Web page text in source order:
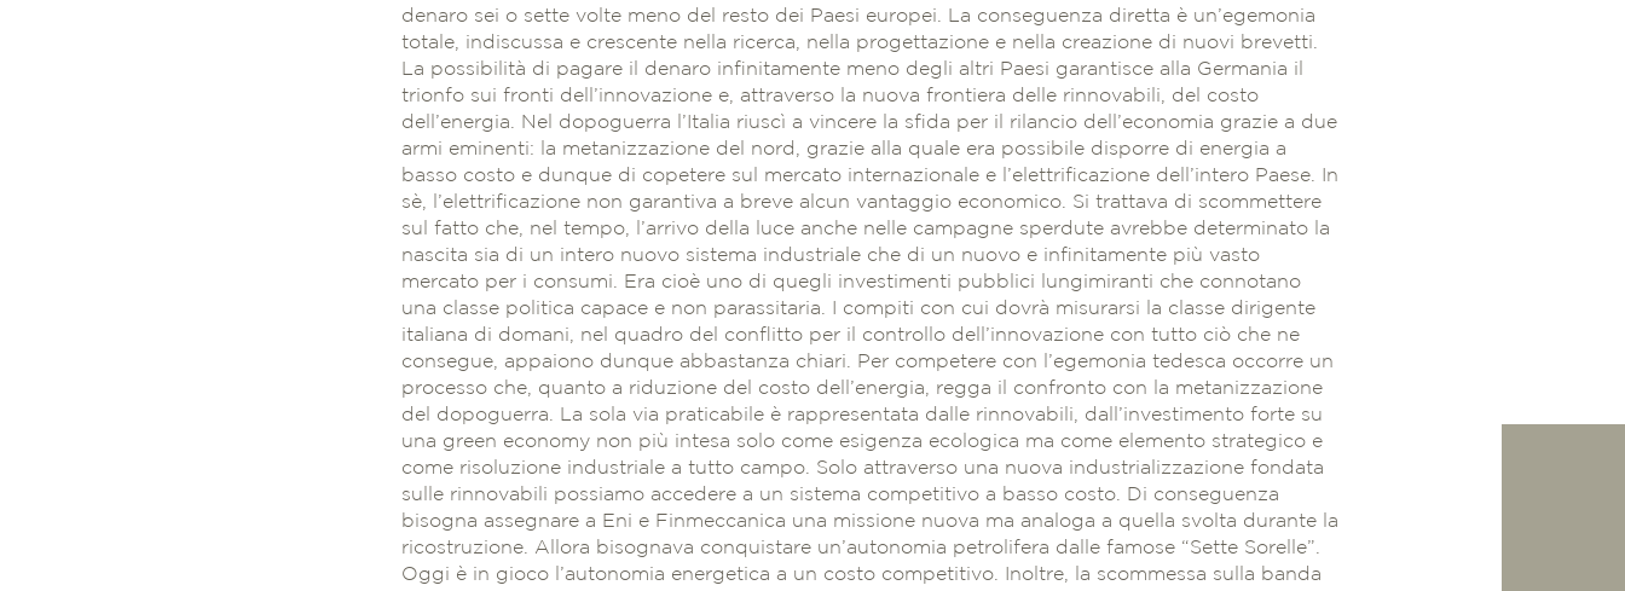
denaro sei o sette volte meno del resto dei Paesi europei. La conseguenza diretta è un’egemonia
totale, indiscussa e crescente nella ricerca, nella progettazione e nella creazione di nuovi brevetti.
La possibilità di pagare il denaro infinitamente meno degli altri Paesi garantisce alla Germania il
trionfo sui fronti dell’innovazione e, attraverso la nuova frontiera delle rinnovabili, del costo
dell’energia. Nel dopoguerra l’Italia riuscì a vincere la sfida per il rilancio dell’economia grazie a due
armi eminenti: la metanizzazione del nord, grazie alla quale era possibile disporre di energia a
basso costo e dunque di copetere sul mercato internazionale e l’elettrificazione dell’intero Paese. In
sè, l’elettrificazione non garantiva a breve alcun vantaggio economico. Si trattava di scommettere
sul fatto che, nel tempo, l’arrivo della luce anche nelle campagne sperdute avrebbe determinato la
nascita sia di un intero nuovo sistema industriale che di un nuovo e infinitamente più vasto
mercato per i consumi. Era cioè uno di quegli investimenti pubblici lungimiranti che connotano
una classe politica capace e non parassitaria. I compiti con cui dovrà misurarsi la classe dirigente
italiana di domani, nel quadro del conflitto per il controllo dell’innovazione con tutto ciò che ne
consegue, appaiono dunque abbastanza chiari. Per competere con l’egemonia tedesca occorre un
processo che, quanto a riduzione del costo dell’energia, regga il confronto con la metanizzazione
del dopoguerra. La sola via praticabile è rappresentata dalle rinnovabili, dall’investimento forte su
una green economy non più intesa solo come esigenza ecologica ma come elemento strategico e
come risoluzione industriale a tutto campo. Solo attraverso una nuova industrializzazione fondata
sulle rinnovabili possiamo accedere a un sistema competitivo a basso costo. Di conseguenza
bisogna assegnare a Eni e Finmeccanica una missione nuova ma analoga a quella svolta durante la
ricostruzione. Allora bisognava conquistare un’autonomia petrolifera dalle famose “Sette Sorelle”.
Oggi è in gioco l’autonomia energetica a un costo competitivo. Inoltre, la scommessa sulla banda